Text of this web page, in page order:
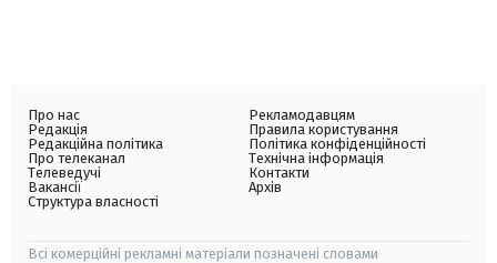
Про нас
Редакція
Редакційна політика
Про телеканал
Телеведучі
Вакансії
Структура власності
Рекламодавцям
Правила користування
Політика конфіденційності
Технічна інформація
Контакти
Архів
Всі комерційні рекламні матеріали позначені словами